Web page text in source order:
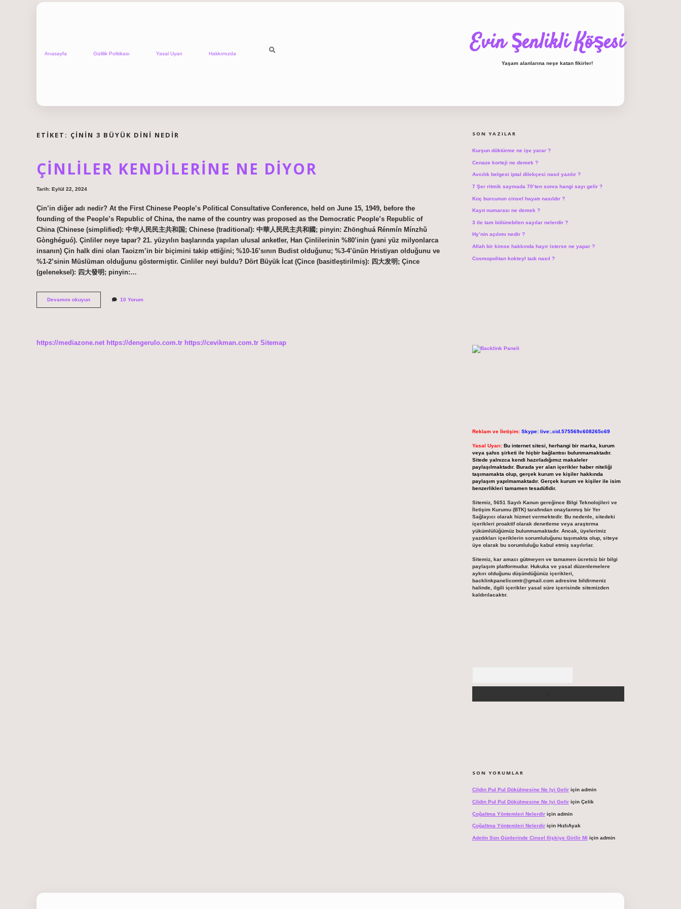
Anasayfa Gizlilik Politikası Yasal Uyarı Hakkımızda Evin Şenlikli Köşesi
Yaşam alanlarına neşe katan fikirler!
ETIKET: ÇININ 3 BÜYÜK DINI NEDIR
ÇINLILER KENDILERINE NE DIYOR
Tarih: Eylül 22, 2024
Çin’in diğer adı nedir? At the First Chinese People’s Political Consultative Conference, held on June 15, 1949, before the
founding of the People’s Republic of China, the name of the country was proposed as the Democratic People’s Republic of
China (Chinese (simplified): 中华人民民主共和国; Chinese (traditional): 中華人民民主共和國; pinyin: Zhōnghuá Rénmín Mínzhǔ
Gònghéguó). Çinliler neye tapar? 21. yüzyılın başlarında yapılan ulusal anketler, Han Çinlilerinin %80’inin (yani yüz milyonlarca
insanın) Çin halk dini olan Taoizm’in bir biçimini takip ettiğini; %10-16’sının Budist olduğunu; %3-4’ünün Hristiyan olduğunu ve
%1-2’sinin Müslüman olduğunu göstermiştir. Cinliler neyi buldu? Dört Büyük İcat (Çince (basitleştirilmiş): 四大发明; Çince
(geleneksel): 四大發明; pinyin:…
Devamını okuyunÇinliler
Kendilerine
10 Yorum
https://mediazone.net https://dengerulo.com.tr https://cevikman.com.tr Sitemap
SON YAZILAR
Kurşun döktürme ne işe yarar ?
Cenaze korteji ne demek ?
Avcılık belgesi iptal dilekçesi nasıl yazılır ?
7 Şer ritmik saymada 70’ten sonra hangi sayı gelir ?
Koç burcunun cinsel hayatı nasıldır ?
Kayıt numarası ne demek ?
3 ile tam bölünebilen sayılar nelerdir ?
Hy’nin açılımı nedir ?
Allah bir kimse hakkında hayır isterse ne yapar ?
Cosmopolitan kokteyl tadı nasıl ?
Reklam ve İletişim: Skype: live:.cid.575569c608265c69
Yasal Uyarı: Bu internet sitesi, herhangi bir marka, kurum
veya şahıs şirketi ile hiçbir bağlantısı bulunmamaktadır.
Sitede yalnızca kendi hazırladığımız makaleler
paylaşılmaktadır. Burada yer alan içerikler haber niteliği
taşımamakta olup, gerçek kurum ve kişiler hakkında
paylaşım yapılmamaktadır. Gerçek kurum ve kişiler ile isim
benzerlikleri tamamen tesadüfidir.
Sitemiz, 5651 Sayılı Kanun gereğince Bilgi Teknolojileri ve
İletişim Kurumu (BTK) tarafından onaylanmış bir Yer
Sağlayıcı olarak hizmet vermektedir. Bu nedenle, sitedeki
içerikleri proaktif olarak denetleme veya araştırma
yükümlülüğümüz bulunmamaktadır. Ancak, üyelerimiz
yazdıkları içeriklerin sorumluluğunu taşımakta olup, siteye
üye olarak bu sorumluluğu kabul etmiş sayılırlar.
Sitemiz, kar amacı gütmeyen ve tamamen ücretsiz bir bilgi
paylaşım platformudur. Hukuka ve yasal düzenlemelere
aykırı olduğunu düşündüğünüz içerikleri,
backlinkpanelicomtr@gmail.comadresine bildirmeniz
halinde, ilgili içerikler yasal süre içerisinde sitemizden
kaldırılacaktır.
SON YORUMLAR
Cildin Pul Pul Dökülmesine Ne Iyi Geliriçin admin
Cildin Pul Pul Dökülmesine Ne Iyi Geliriçin Çelik
Çoğaltma Yöntemleri Nelerdiriçin admin
Çoğaltma Yöntemleri Nelerdiriçin HızlıAyak
Adetin Son Günlerinde Cinsel Ilişkiye Girilir Mi için admin